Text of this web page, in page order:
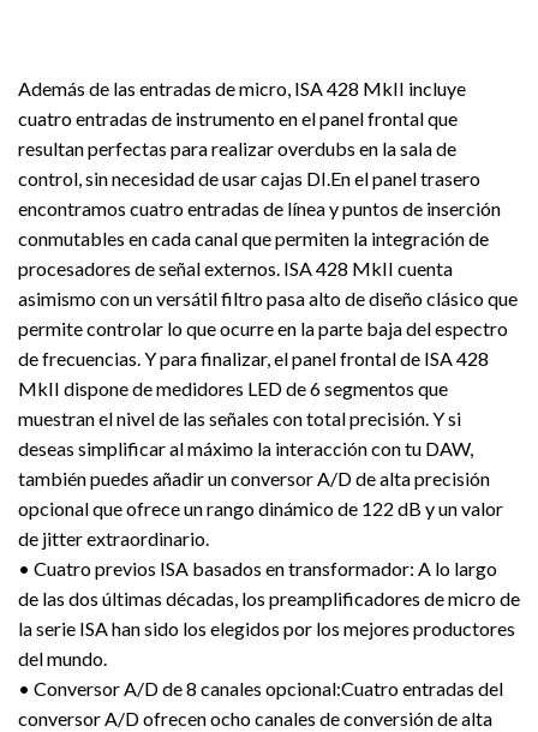
Además de las entradas de micro, ISA 428 MkII incluye
cuatro entradas de instrumento en el panel frontal que
resultan perfectas para realizar overdubs en la sala de
control, sin necesidad de usar cajas DI.En el panel trasero
encontramos cuatro entradas de línea y puntos de inserción
conmutables en cada canal que permiten la integración de
procesadores de señal externos. ISA 428 MkII cuenta
asimismo con un versátil filtro pasa alto de diseño clásico que
permite controlar lo que ocurre en la parte baja del espectro
de frecuencias. Y para finalizar, el panel frontal de ISA 428
MkII dispone de medidores LED de 6 segmentos que
muestran el nivel de las señales con total precisión. Y si
deseas simplificar al máximo la interacción con tu DAW,
también puedes añadir un conversor A/D de alta precisión
opcional que ofrece un rango dinámico de 122 dB y un valor
de jitter extraordinario.
• Cuatro previos ISA basados en transformador: A lo largo
de las dos últimas décadas, los preamplificadores de micro de
la serie ISA han sido los elegidos por los mejores productores
del mundo.
• Conversor A/D de 8 canales opcional:Cuatro entradas del
conversor A/D ofrecen ocho canales de conversión de alta